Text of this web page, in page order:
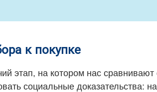
к покупке
этап, на котором нас
социальные доказательства: